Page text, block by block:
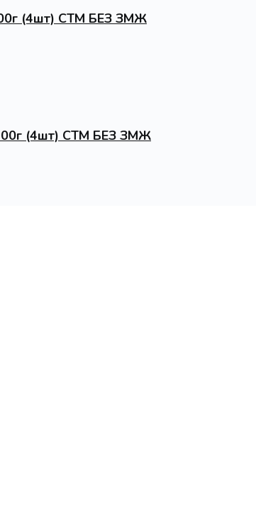
(4шт) СТМ БЕЗ ЗМЖ
(4шт) СТМ БЕЗ ЗМЖ